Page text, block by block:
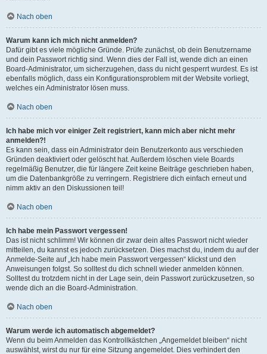
Nach oben
Warum kann ich mich nicht anmelden?
Dafür gibt es viele mögliche Gründe. Prüfe zunächst, ob dein Benutzername
und dein Passwort richtig sind. Wenn dies der Fall ist, wende dich an einen
Board-Administrator, um sicherzugehen, dass du nicht gesperrt wurdest. Es ist
ebenfalls möglich, dass ein Konfigurationsproblem mit der Website vorliegt,
welches ein Administrator lösen muss.
Nach oben
Ich habe mich vor einiger Zeit registriert, kann mich aber nicht mehr
anmelden?!
Es kann sein, dass ein Administrator dein Benutzerkonto aus verschieden
Gründen deaktiviert oder gelöscht hat. Außerdem löschen viele Boards
regelmäßig Benutzer, die für längere Zeit keine Beiträge geschrieben haben,
um die Datenbankgröße zu verringern. Registriere dich einfach erneut und
nimm aktiv an den Diskussionen teil!
Nach oben
Ich habe mein Passwort vergessen!
Das ist nicht schlimm! Wir können dir zwar dein altes Passwort nicht wieder
mitteilen, du kannst es jedoch zurücksetzen. Dies machst du, indem du auf der
Anmelde-Seite auf „Ich habe mein Passwort vergessen“ klickst und den
Anweisungen folgst. So solltest du dich schnell wieder anmelden können.
Solltest du trotzdem nicht in der Lage sein, dein Passwort zurückzusetzen, so
wende dich an die Board-Administration.
Nach oben
Warum werde ich automatisch abgemeldet?
Wenn du beim Anmelden das Kontrollkästchen „Angemeldet bleiben“ nicht
auswählst, wirst du nur für eine Sitzung angemeldet. Dies verhindert den